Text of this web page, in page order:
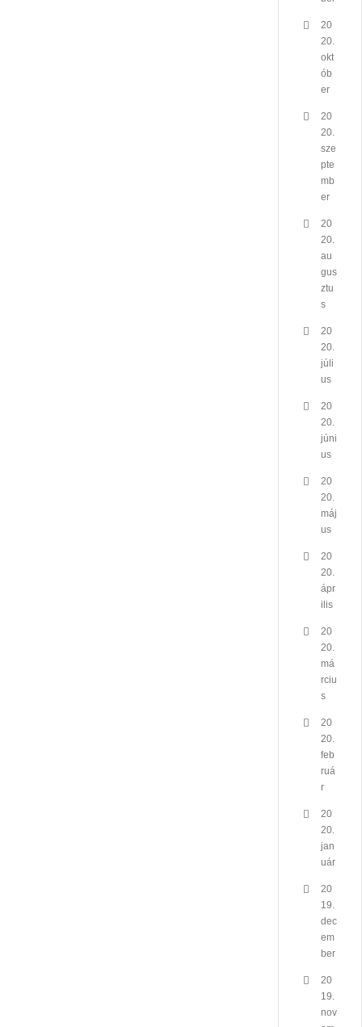
20
20.
okt
ób
er
20
20.
sze
pte
mb
er
20
20.
au
gus
ztu
s
20
20.
júli
us
20
20.
júni
us
20
20.
máj
us
20
20.
ápr
ilis
20
20.
má
rciu
s
20
20.
feb
ruá
r
20
20.
jan
uár
20
19.
dec
em
ber
20
19.
nov